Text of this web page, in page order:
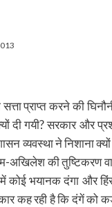
प्राप्त करने की
दी गयी? सरकार और
व्यवस्था ने निशाना
अखिलेश की तुष्टिकरण
कोई भयानक दंगा और
कह रही है कि दंगें को